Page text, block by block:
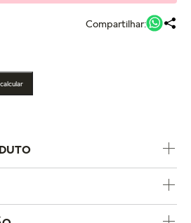
Compartilhar:
calcular